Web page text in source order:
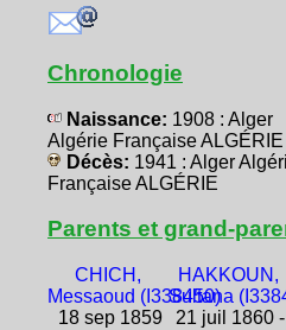
Chronologie
Naissance: 1908 : Alger
Algérie Française ALGÉRIE
Décès: 1941 : Alger
Française ALGÉRIE
Parents et grand-
CHICH,
Messaoud (I338450)
18 sep 1859
HAKKOUN,
Sultana
21 juil 1860 -